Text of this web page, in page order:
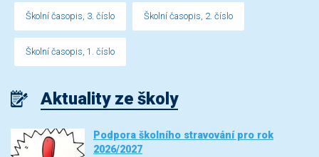
Školní časopis, 3. číslo Školní časopis, 2. číslo
Školní časopis, 1. číslo
Aktuality ze školy
Podpora školního stravování pro rok
2026/2027